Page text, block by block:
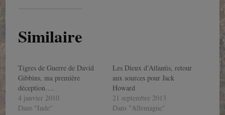
Similaire
Tigres de Guerre de David
Gibbins, ma première
déception….
4 janvier 2010
Dans "Inde"
Les Dieux d’Atlantis, retour
aux sources pour Jack
Howard
21 septembre 2013
Dans "Allemagne"